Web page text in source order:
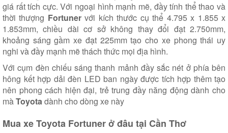
giá rất tích cực. Với ngoại hình mạnh mẽ, đầy tính thể thao và
thời thượng Fortunervới kích thước cụ thể 4.795 x 1.855 x
1.853mm, chiều dài cơ sở không thay đổi đạt 2.750mm,
khoảng sáng gầm xe đạt 225mm tạo cho xe phong thái uy
nghi và đầy mạnh mẽ thách thức mọi địa hình.
Với cụm đèn chiếu sáng thanh mảnh đầy sắc nét ở phía bên
hông kết hợp dải đèn LED ban ngày được tích hợp thêm tạo
nên phong cách hiện đại, trẻ trung đầy năng động dành cho
màToyotadành cho dòng xe này
Mua xe Toyota Fortuner ở đâu tại Cần Thơ